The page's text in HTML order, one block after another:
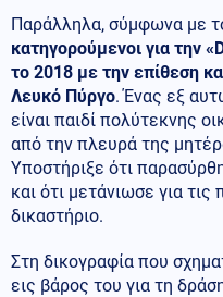
Παράλληλα, σύμφωνα με
κατηγορούμενοι για την
το 2018 με την επίθεση
Λευκό Πύργο. Ένας εξ
είναι παιδί πολύτεκνης
από την πλευρά της
Υποστήριξε ότι
και ότι μετάνιωσε για
δικαστήριο.
Στη δικογραφία που
εις βάρος του για τη